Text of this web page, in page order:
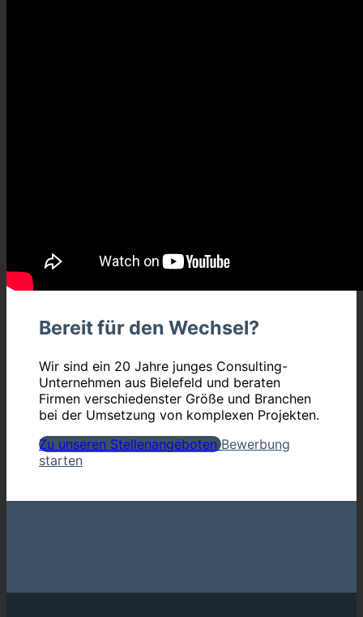
Bereit für den Wechsel?
Wir sind ein 20 Jahre junges Consulting-
Unternehmen aus Bielefeld und beraten
Firmen verschiedenster Größe und Branchen
bei der Umsetzung von komplexen Projekten.
Zu unseren Stellenangeboten Bewerbung
starten